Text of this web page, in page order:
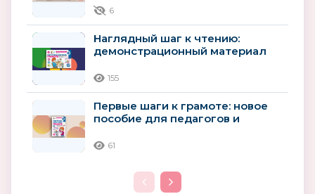
обучению
6
Наглядный шаг к чтению:
демонстрационный материал
155
Первые шаги к грамоте: новое
пособие для педагогов и
61